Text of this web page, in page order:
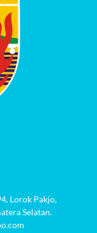
, Lorok Pakjo,
Selatan.